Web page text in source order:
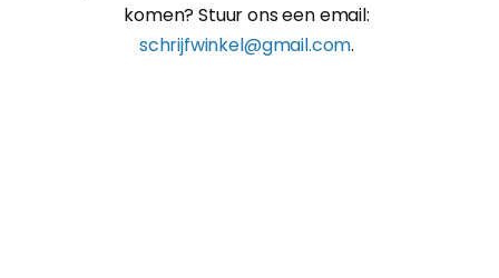
komen? Stuur ons een email:
schrijfwinkel@gmail.com.